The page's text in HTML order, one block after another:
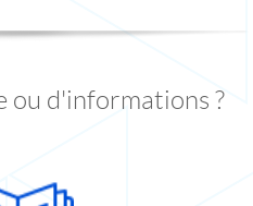
ou d'informations ?